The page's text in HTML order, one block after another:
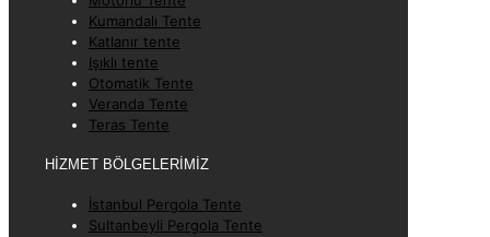
Kumandalı Tente
Katlanır tente
Işıklı tente
Otomatik Tente
Veranda Tente
Teras Tente
HİZMET BÖLGELERİMİZ
İstanbul Pergola Tente
Sultanbeyli Pergola Tente